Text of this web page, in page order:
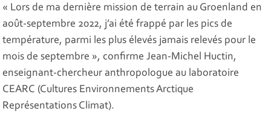
« Lors de ma dernière mission de terrain au Groenland en
août-septembre 2022, j’ai été frappé par les pics de
température, parmi les plus élevés jamais relevés pour le
mois de septembre », confirme Jean-Michel Huctin,
enseignant-chercheur anthropologue au laboratoire
CEARC (Cultures Environnements Arctique
Représentations Climat).